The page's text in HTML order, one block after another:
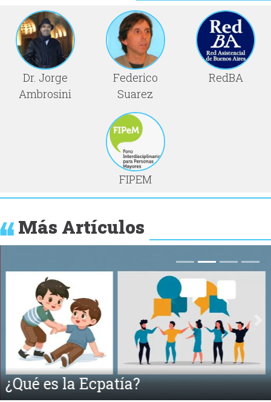
Dr. Jorge
Ambrosini
Federico
Suarez
RedBA
FIPEM
Más Artículos
¿Qué es la Ecpatía?
Anterior